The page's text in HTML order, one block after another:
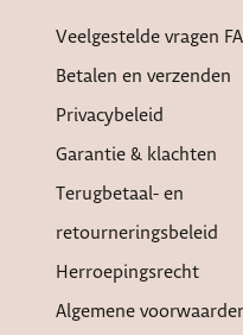
Veelgestelde vragen
Betalen en verzenden
Privacybeleid
Garantie & klachten
Terugbetaal- en
retourneringsbeleid
Herroepingsrecht
Algemene